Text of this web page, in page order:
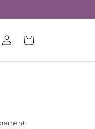
Panier